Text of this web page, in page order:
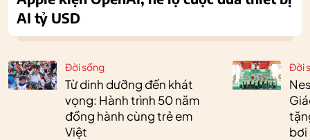
Đời sống
Từ dinh dưỡng đến khát
vọng: Hành trình 50 năm
đồng hành cùng trẻ em
Việt
Đời
bơi
AI tỷ USD